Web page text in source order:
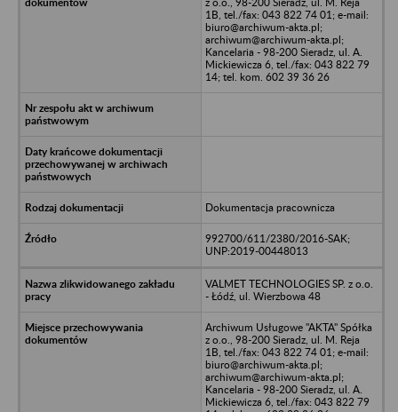
1B, tel./fax: 043 822 74 01; e-mail:
biuro@archiwum-akta.pl;
archiwum@archiwum-akta.pl;
Kancelaria - 98-200 Sieradz, ul. A.
Mickiewicza 6, tel./fax: 043 822 79
14; tel. kom. 602 39 36 26
Dokumentacja pracownicza
992700/611/2380/2016-SAK;
UNP:2019-00448013
VALMET TECHNOLOGIES SP. z o.o.
- Łódź, ul. Wierzbowa 48
Archiwum Usługowe "AKTA" Spółka
z o.o., 98-200 Sieradz, ul. M. Reja
1B, tel./fax: 043 822 74 01; e-mail:
biuro@archiwum-akta.pl;
archiwum@archiwum-akta.pl;
Kancelaria - 98-200 Sieradz, ul. A.
Mickiewicza 6, tel./fax: 043 822 79